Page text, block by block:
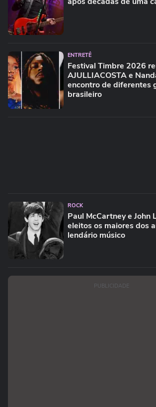
ENTRETÊ
Festival Timbre 2026
AJULLIACOSTA e
encontro de diferentes
brasileiro
ROCK
Paul McCartney e John
eleitos os maiores dos
lendário músico
PUBLICIDADE